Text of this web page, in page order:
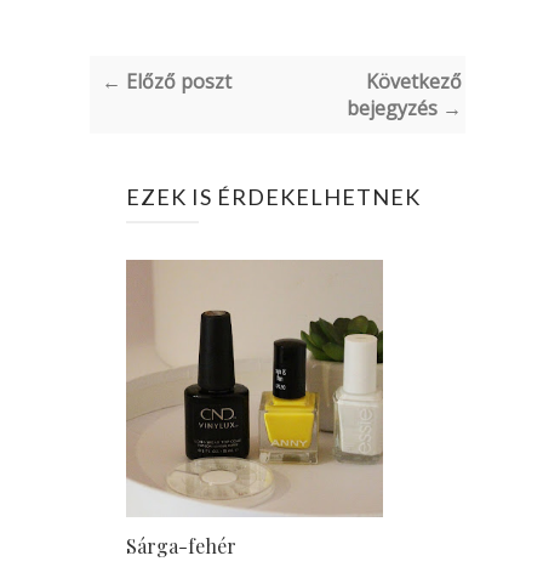
← Előző poszt
Következő
bejegyzés →
EZEK IS ÉRDEKELHETNEK
Sárga-fehér